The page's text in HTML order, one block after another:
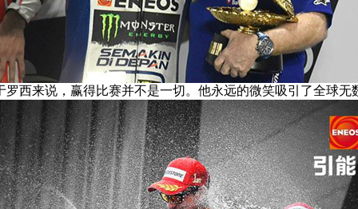
罗西来说，赢得比赛并不是一切。他永远的微笑吸引了全球无